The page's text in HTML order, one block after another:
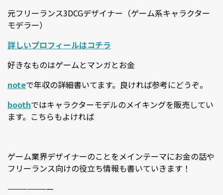
元フリーランス3DCGデザイナー（ゲーム系キャラクター
モデラー）
詳しいプロフィールはコチラ
好きなものはゲームとマンガとお金
noteで年収の詳細書いてます。良ければ参考にどうぞ。
boothではキャラクターモデルのメイキングを販売してい
ます。こちらもよければ
ゲーム業界デザイナーのことをメインテーマにお金の話や
フリーランス向けの役立ち情報も書いていきます！
———————